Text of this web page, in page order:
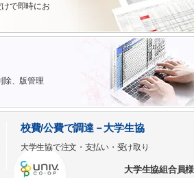
で即時にお
除、版管理
校費/公費で調達－大学生協
大学生協で注文・支払い・受け取り
大学生協組合員様